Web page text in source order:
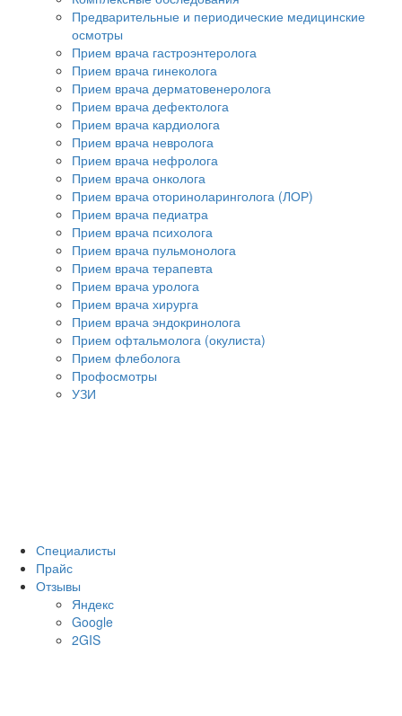
Предварительные и периодические медицинские
осмотры
Прием врача гастроэнтеролога
Прием врача гинеколога
Прием врача дерматовенеролога
Прием врача дефектолога
Прием врача кардиолога
Прием врача невролога
Прием врача нефролога
Прием врача онколога
Прием врача оториноларинголога (ЛОР)
Прием врача педиатра
Прием врача психолога
Прием врача пульмонолога
Прием врача терапевта
Прием врача уролога
Прием врача хирурга
Прием врача эндокринолога
Прием офтальмолога (окулиста)
Прием флеболога
Профосмотры
УЗИ
Специалисты
Прайс
Отзывы
Яндекс
Google
2GIS